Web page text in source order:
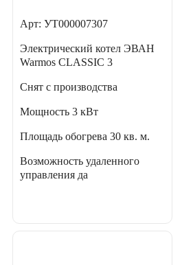
Арт: УТ000007307
Электрический котел ЭВАН
Warmos CLASSIC 3
Снят с производства
Мощность 3 кВт
Площадь обогрева 30 кв. м.
Возможность удаленного
управления да